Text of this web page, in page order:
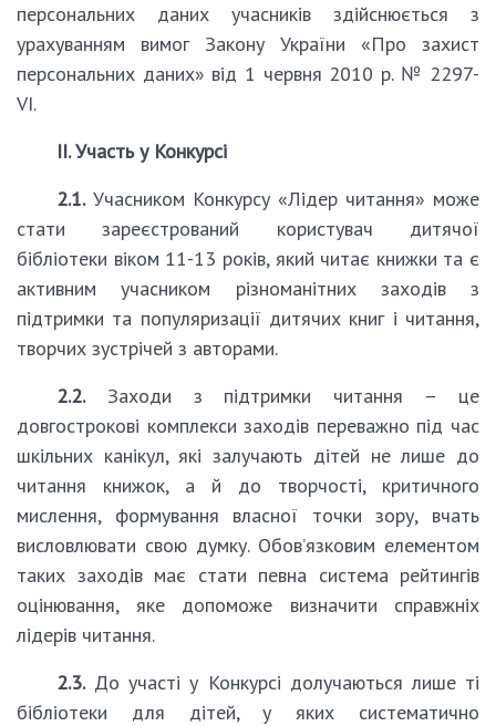
персональних даних учасників здійснюється з
урахуванням вимог Закону України «Про захист
персональних даних» від 1 червня 2010 р. № 2297-
VI.
ІІ. Участь у Конкурсі
2.1.Учасником Конкурсу «Лідер читання» може
стати зареєстрований користувач дитячої
бібліотеки віком 11-13 років, який читає книжки та є
активним учасником різноманітних заходів з
підтримки та популяризації дитячих книг і читання,
творчих зустрічей з авторами.
2.2.Заходи з підтримки читання – це
довгострокові комплекси заходів переважно під час
шкільних канікул, які залучають дітей не лише до
читання книжок, а й до творчості, критичного
мислення, формування власної точки зору, вчать
висловлювати свою думку. Обов’язковим елементом
таких заходів має стати певна система рейтингів
оцінювання, яке допоможе визначити справжніх
лідерів читання.
2.3.До участі у Конкурсі долучаються лише ті
бібліотеки для дітей, у яких систематично